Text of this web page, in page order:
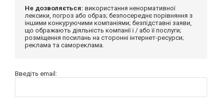
Не дозволяється: використання ненормативної
лексики, погроз або образ; безпосереднє порівняння з
іншими конкуруючими компаніями; безпідставні заяви,
що ображають діяльність компанії і / або її послуги;
розміщення посилань на сторонні інтернет-ресурси;
реклама та самореклама.
Введіть email: